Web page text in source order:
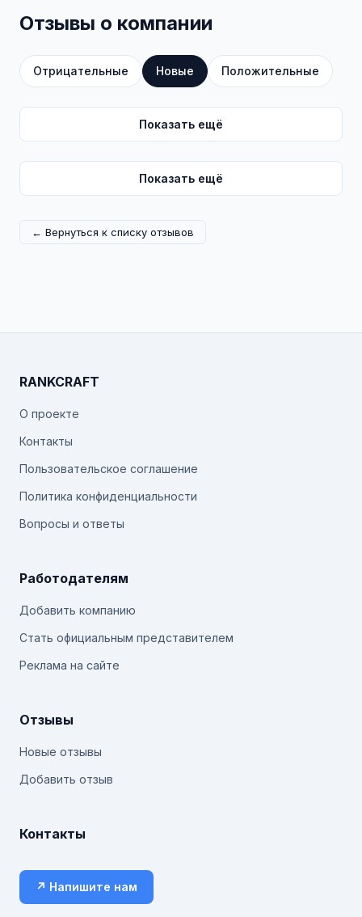
Отзывы о компании
Отрицательные Новые Положительные
Показать ещё
Показать ещё
← Вернуться к списку отзывов
RANKCRAFT
О проекте
Контакты
Пользовательское соглашение
Политика конфиденциальности
Вопросы и ответы
Работодателям
Добавить компанию
Стать официальным представителем
Реклама на сайте
Отзывы
Новые отзывы
Добавить отзыв
Контакты
↗ Напишите нам